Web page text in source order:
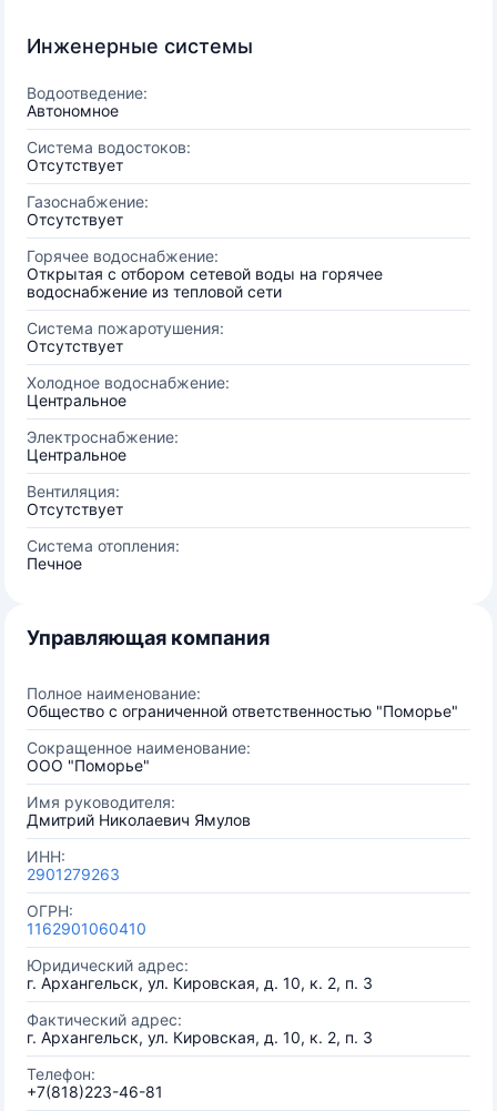
Инженерные системы
Водоотведение:
Автономное
Система водостоков:
Отсутствует
Газоснабжение:
Отсутствует
Горячее водоснабжение:
Открытая с отбором сетевой воды на горячее
водоснабжение из тепловой сети
Система пожаротушения:
Отсутствует
Холодное водоснабжение:
Центральное
Электроснабжение:
Центральное
Вентиляция:
Отсутствует
Система отопления:
Печное
Управляющая компания
Полное наименование:
Общество с ограниченной ответственностью "Поморье"
Сокращенное наименование:
ООО "Поморье"
Имя руководителя:
Дмитрий Николаевич Ямулов
ИНН:
2901279263
ОГРН:
1162901060410
Юридический адрес:
г. Архангельск, ул. Кировская, д. 10, к. 2, п. 3
Фактический адрес:
г. Архангельск, ул. Кировская, д. 10, к. 2, п. 3
Телефон:
+7(818)223-46-81